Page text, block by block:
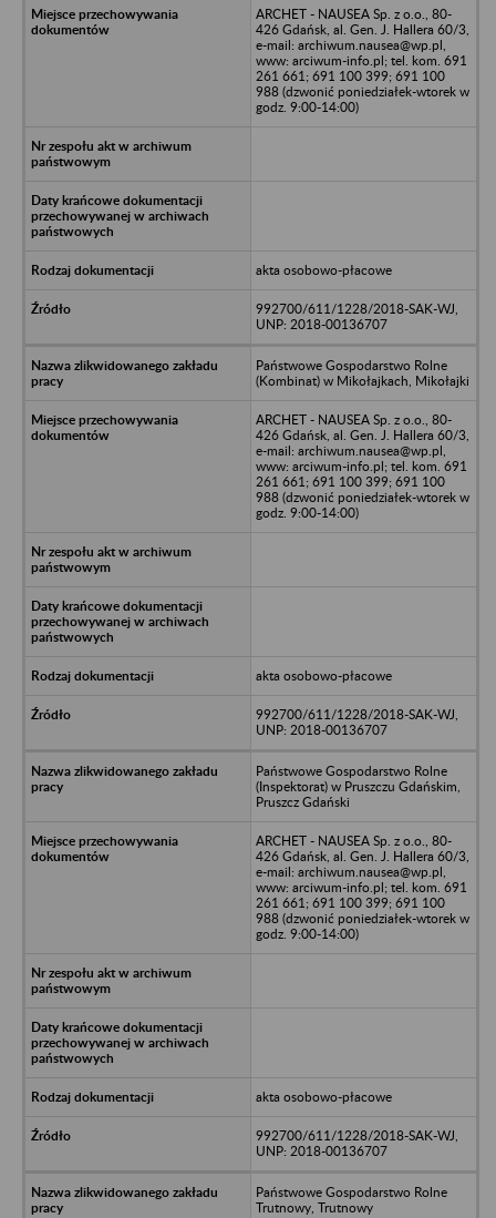
ARCHET - NAUSEA Sp. z o.o., 80-
426 Gdańsk, al. Gen. J. Hallera 60/3,
e-mail: archiwum.nausea@wp.pl,
www: arciwum-info.pl; tel. kom. 691
261 661; 691 100 399; 691 100
988 (dzwonić poniedziałek-wtorek w
godz. 9:00-14:00)
akta osobowo-płacowe
992700/611/1228/2018-SAK-WJ,
UNP: 2018-00136707
Państwowe Gospodarstwo Rolne
(Kombinat) w Mikołajkach, Mikołajki
ARCHET - NAUSEA Sp. z o.o., 80-
426 Gdańsk, al. Gen. J. Hallera 60/3,
e-mail: archiwum.nausea@wp.pl,
www: arciwum-info.pl; tel. kom. 691
261 661; 691 100 399; 691 100
988 (dzwonić poniedziałek-wtorek w
godz. 9:00-14:00)
akta osobowo-płacowe
992700/611/1228/2018-SAK-WJ,
UNP: 2018-00136707
Państwowe Gospodarstwo Rolne
(Inspektorat) w Pruszczu Gdańskim,
Pruszcz Gdański
ARCHET - NAUSEA Sp. z o.o., 80-
426 Gdańsk, al. Gen. J. Hallera 60/3,
e-mail: archiwum.nausea@wp.pl,
www: arciwum-info.pl; tel. kom. 691
261 661; 691 100 399; 691 100
988 (dzwonić poniedziałek-wtorek w
godz. 9:00-14:00)
akta osobowo-płacowe
992700/611/1228/2018-SAK-WJ,
UNP: 2018-00136707
Państwowe Gospodarstwo Rolne
Trutnowy, Trutnowy